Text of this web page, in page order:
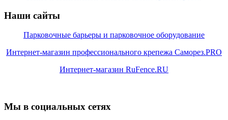
Наши сайты
Парковочные барьеры и парковочное оборудование
Интернет-магазин профессионального крепежа Саморез.PRO
Интернет-магазин RuFence.RU
Мы в социальных сетях